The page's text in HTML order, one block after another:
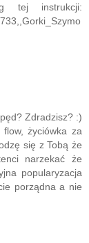
tej instrukcji:
Zdradzisz? :)
życiówka za
się z Tobą że
narzekać że
popularyzacja
porządna a nie